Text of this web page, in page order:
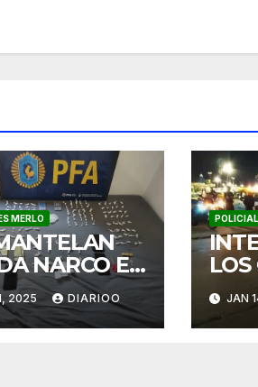
MERLO
NARCO EN
2025 DIARIOO JAN